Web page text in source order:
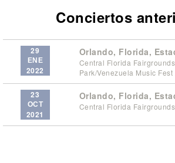
Conciertos
29
ENE
2022
Orlando, Florida,
Central Florida
Park/Venezuela Music Fest
23
OCT
2021
Orlando, Florida,
Central Florida